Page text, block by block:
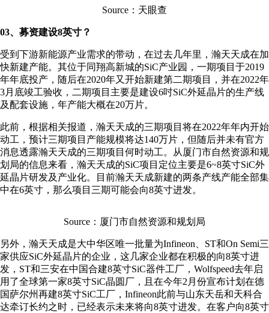
Source：天眼查
03、募资建设8英寸？
受到下游新能源产业需求的带动，在过去几年里，瀚天天成在加
快新建产能。其位于同翔高新城的SiC产业园，一期项目于2019
年年底投产，随后在2020年又开始新建第二期项目，并在2022年
3月底竣工验收，二期项目主要是建设6吋SiC外延晶片的生产线
及配套设施，年产能大概在20万片。
此前，根据相关报道，瀚天天成的三期项目将在2022年年内开始
动工，预计三期项目产能规模将达140万片，但随后并未有官方
消息透露瀚天天成的三期项目何时动工。从厦门市自然资源和规
划局的信息来看，瀚天天成的SiC项目定位主要是6~8英寸SiC外
延晶片研发及产业化。目前瀚天天成新建的两条产线产能全部集
中在6英寸，那么项目三期可能会向8英寸进发。
Source：厦门市自然资源和规划局
另外，瀚天天成是大中华区唯一批量为Infineon、ST和On Semi三
家供应SiC外延晶片的企业，这几家企业都在积极的向8英寸进
发，ST和三安在中国合建8英寸SiC器件工厂，Wolfspeed去年启
用了全球第一家8英寸SiC晶圆厂，且在今年2月份宣布计划在德
国萨尔州再建8英寸SiC工厂，Infineon此前与山东天岳和天科合
达牵订长约之时，已经表示未来将向8英寸进发。在客户向8英寸